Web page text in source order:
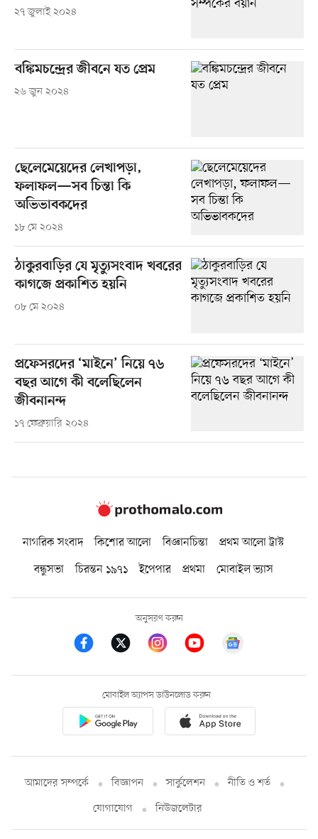
২৭ জুলাই ২০২৪
বঙ্কিমচন্দ্রের জীবনে যত প্রেম
২৬ জুন ২০২৪
ছেলেমেয়েদের লেখাপড়া,
ফলাফল—সব চিন্তা কি
অভিভাবকদের
১৮ মে ২০২৪
ঠাকুরবাড়ির যে মৃত্যুসংবাদ খবরের
কাগজে প্রকাশিত হয়নি
০৮ মে ২০২৪
প্রফেসরদের ‘মাইনে’ নিয়ে ৭৬
বছর আগে কী বলেছিলেন
জীবনানন্দ
১৭ ফেব্রুয়ারি ২০২৪
নাগরিক সংবাদ কিশোর আলো বিজ্ঞানচিন্তা
প্রথম আলো ট্রাস্ট
বন্ধুসভা
চিরন্তন ১৯৭১ ইপেপার প্রথমা মোবাইল ভ্যাস
অনুসরণ করুন
মোবাইল অ্যাপস ডাউনলোড করুন
আমাদের সম্পর্কে বিজ্ঞাপন সার্কুলেশন
নীতি ও শর্ত
যোগাযোগ
নিউজলেটার